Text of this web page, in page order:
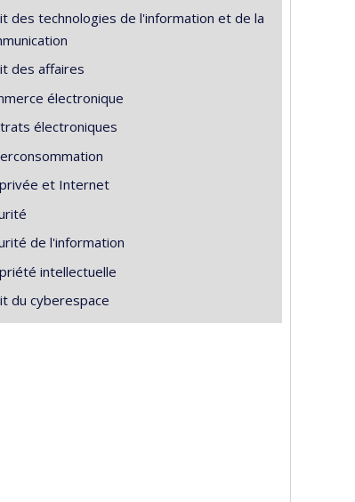
des technologies de l'information et de la
des affaires
électronique
électroniques
et Internet
de l'information
intellectuelle
du cyberespace